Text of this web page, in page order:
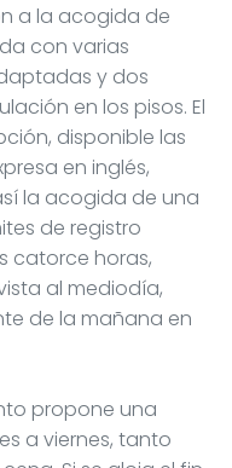
a la acogida de
con varias
y dos
en los pisos. El
disponible las
en inglés,
la acogida de una
de registro
catorce horas,
al mediodía,
de la mañana en
propone una
a viernes, tanto